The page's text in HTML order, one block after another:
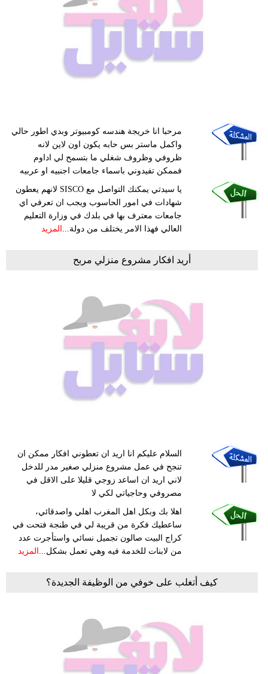
مرحبا انا خريجة هندسه كومبيوتر وبدي اطور حالي
واكمل ماستر بس حابه يكون اون لاين لانه
ظروفي وظروف شغلي ما بتسمح لي اداوم
فممكن تفيدوني باسماء جامعات اجنبيه او عربيه
يا سيدتي يمكنك التواصل مع SISCO لانهم يعطون
شهادات في امور الحاسوب ويجب ان تعرفي اي
جامعات معترف بها في بلدك في وزارة التعليم
العالي فهذا الامر يختلف من دولة... المزيد
أريد افكار مشروع منزلي مربح
السلام عليكم انا اريد ان تعطوني افكار ممكن ان
تنجح في عمل مشروع منزلي صغير مدر للدخل
لاني اريد ان اساعد زوجي قليلا على الاقل في
مصروفي وحاجياتي لكي لا
اهلا بك وبكل اهل المغرب اهلي واصدقائي،
ساعطيك فكرة من قريبة لي في طنجة فتحت في
كراج البيت صالون تجميل نسائي واستأجرت عدد
من لابنات للخدمة فيه وهي تعمل بشكل... المزيد
كيف أتغلب على خوفي من الوظيفة الجديدة؟